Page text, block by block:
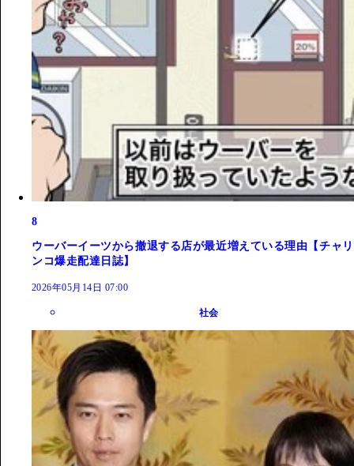
8
ウーバーイーツから撤退する店が最近増えている理由【チャリ
ンコ爆走配達日誌】
2026年05月14日 07:00
社会